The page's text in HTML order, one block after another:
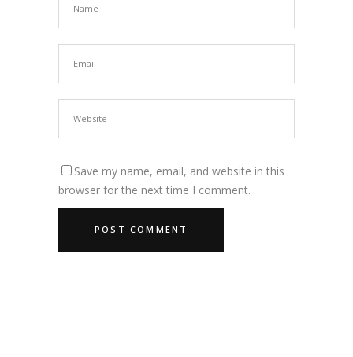
Save my name, email, and website in this
browser for the next time I comment.